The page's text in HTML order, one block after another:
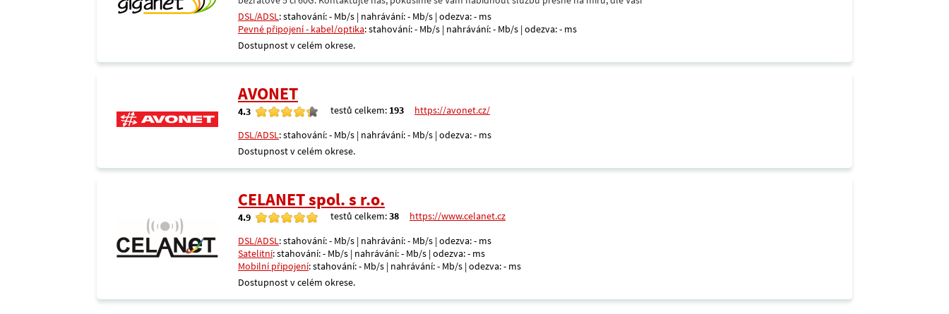
DSL/ADSL: stahování: - Mb/s | nahrávání: - Mb/s | odezva: - ms
Pevné připojení - kabel/optika: stahování: - Mb/s | nahrávání: - Mb/s | odezva: - ms
Dostupnost v celém okrese.
AVONET
4.3 testů celkem: 193
https://avonet.cz/
DSL/ADSL: stahování: - Mb/s | nahrávání: - Mb/s | odezva: - ms
Dostupnost v celém okrese.
CELANET spol. s r.o.
4.9 testů celkem:38
https://www.celanet.cz
DSL/ADSL: stahování: - Mb/s | nahrávání: - Mb/s | odezva: - ms
Satelitní: stahování: - Mb/s | nahrávání: - Mb/s | odezva: - ms
Mobilní připojení: stahování: - Mb/s | nahrávání: - Mb/s | odezva: - ms
Dostupnost v celém okrese.